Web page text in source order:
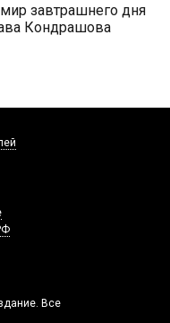
завтрашнего дня
Кондрашова
Все